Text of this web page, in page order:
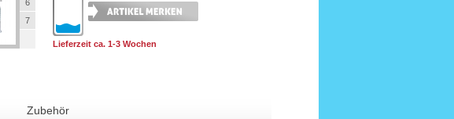
6
7
Lieferzeit ca. 1-3 Wochen
Zubehör